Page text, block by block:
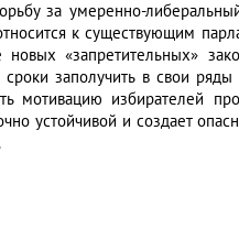
за умеренно-
к существующим
«запретительных»
заполучить в свои
мотивацию избирателей
устойчивой и создает